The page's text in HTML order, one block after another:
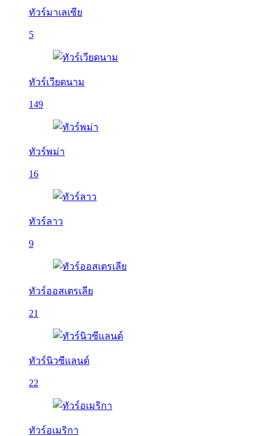
ทัวร์มาเลเซีย
5
ทัวร์เวียดนาม
149
ทัวร์พม่า
16
ทัวร์ลาว
9
ทัวร์ออสเตรเลีย
21
ทัวร์นิวซีแลนด์
22
ทัวร์อเมริกา